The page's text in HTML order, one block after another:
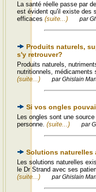
La santé réelle passe par
est évident qu'il existe des
efficaces (suite...) par
Produits naturels,
s'y retrouver?
Produits naturels,
nutritionnels, médicaments
(suite...)
par Ghislain
Si vos ongles
Les ongles sont une
personne. (suite...) par
Solutions naturelles
Les solutions naturelles
le Dr Strand avec ses
(suite...)
par Ghislain